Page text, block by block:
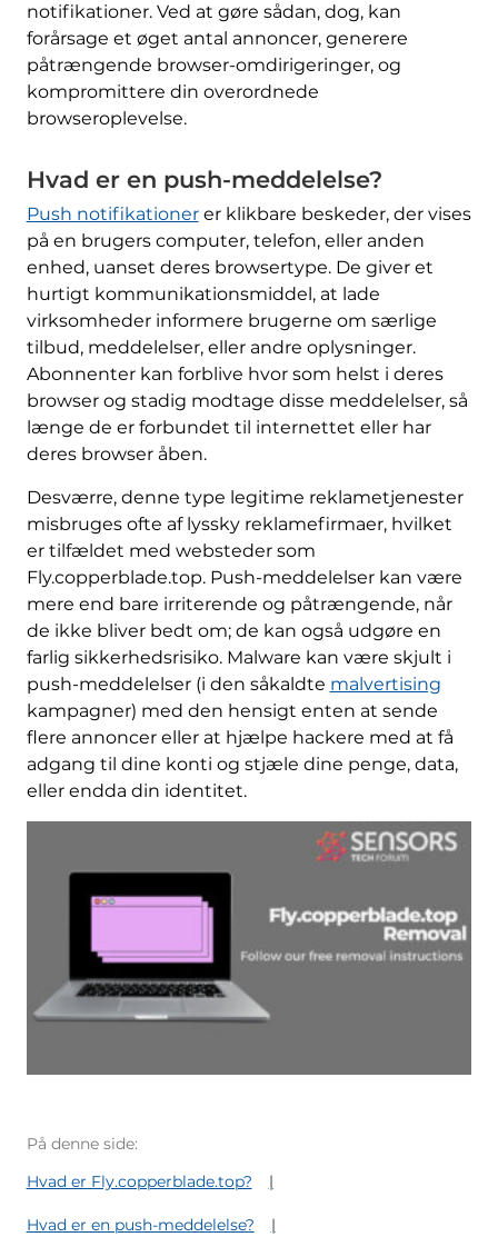
notifikationer. Ved at gøre sådan, dog, kan
forårsage et øget antal annoncer, generere
påtrængende browser-omdirigeringer, og
kompromittere din overordnede
browseroplevelse.
Hvad er en push-meddelelse?
Push notifikationerer klikbare beskeder, der vises
på en brugers computer, telefon, eller anden
enhed, uanset deres browsertype. De giver et
hurtigt kommunikationsmiddel, at lade
virksomheder informere brugerne om særlige
tilbud, meddelelser, eller andre oplysninger.
Abonnenter kan forblive hvor som helst i deres
browser og stadig modtage disse meddelelser, så
længe de er forbundet til internettet eller har
deres browser åben.
Desværre, denne type legitime reklametjenester
misbruges ofte af lyssky reklamefirmaer, hvilket
er tilfældet med websteder som
Fly.copperblade.top. Push-meddelelser kan være
mere end bare irriterende og påtrængende, når
de ikke bliver bedt om; de kan også udgøre en
farlig sikkerhedsrisiko. Malware kan være skjult i
push-meddelelser (i den såkaldte malvertising
kampagner) med den hensigt enten at sende
flere annoncer eller at hjælpe hackere med at få
adgang til dine konti og stjæle dine penge, data,
eller endda din identitet.
På denne side:
Hvad er Fly.copperblade.top?
Hvad er en push-meddelelse?